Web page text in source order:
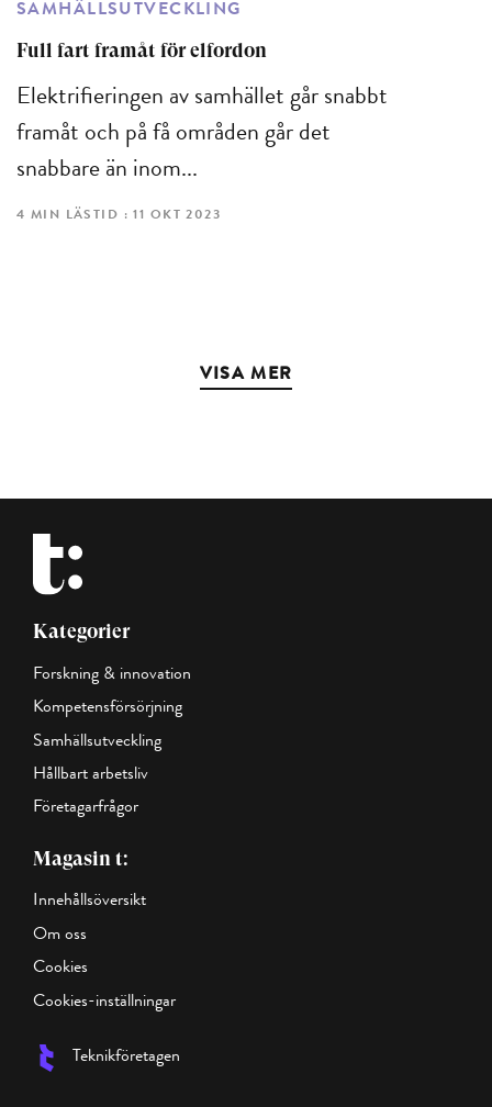
SAMHÄLLSUTVECKLING
Full fart framåt för elfordon
Elektrifieringen av samhället går snabbt
framåt och på få områden går det
snabbare än inom...
4 MIN LÄSTID : 11 OKT 2023
VISA MER
Kategorier
Forskning & innovation
Kompetensförsörjning
Samhällsutveckling
Hållbart arbetsliv
Företagarfrågor
Magasin t:
Innehållsöversikt
Om oss
Cookies
Cookies-inställningar
Teknikföretagen